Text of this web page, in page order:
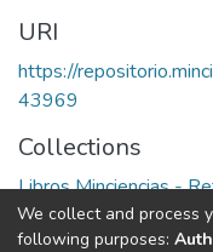
URI
https://
43969
Collections
Libros Minciencias -
Full item page
We collect and process
following purposes: